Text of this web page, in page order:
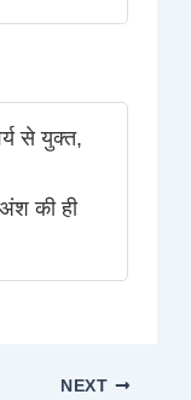
से युक्त,
की ही
NEXT